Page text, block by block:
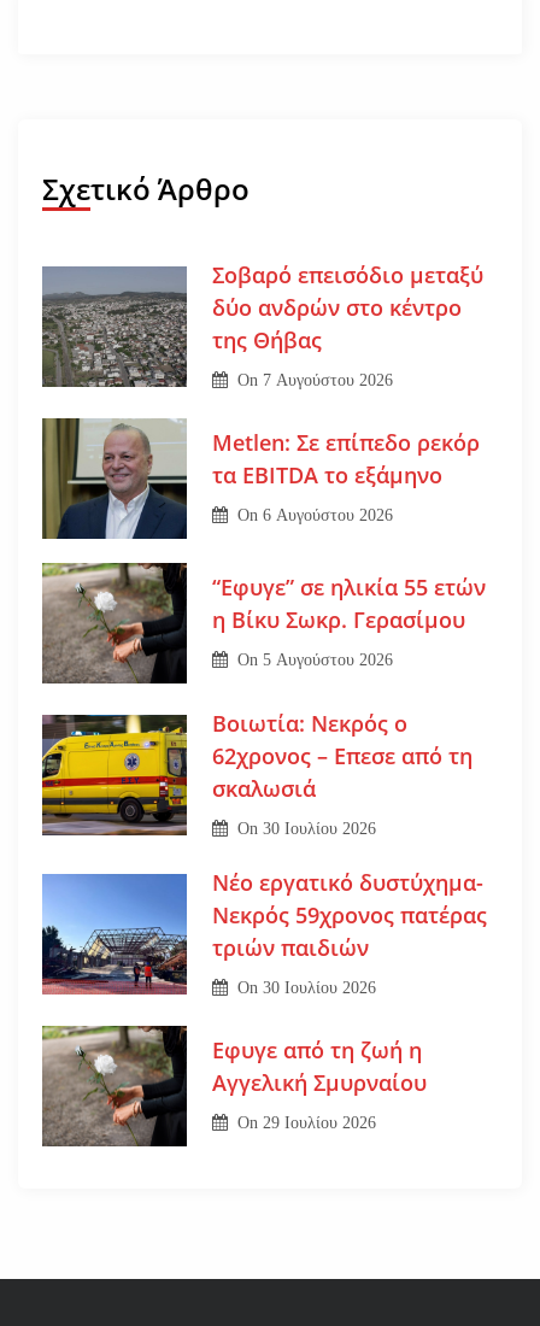
Σχετικό Άρθρο
Σοβαρό επεισόδιο μεταξύ
δύο ανδρών στο κέντρο
της Θήβας
On 7 Αυγούστου 2026
Metlen: Σε επίπεδο ρεκόρ
τα EBITDA το εξάμηνο
On6 Αυγούστου 2026
“Εφυγε” σε ηλικία 55 ετών
η Βίκυ Σωκρ. Γερασίμου
On5 Αυγούστου 2026
Βοιωτία: Νεκρός ο
62χρονος – Επεσε από τη
σκαλωσιά
On30 Ιουλίου 2026
Νέο εργατικό δυστύχημα-
Νεκρός 59χρονος πατέρας
τριών παιδιών
On30 Ιουλίου 2026
Εφυγε από τη ζωή η
Αγγελική Σμυρναίου
On29 Ιουλίου 2026